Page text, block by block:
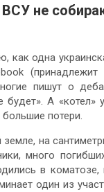
не
одна
пишут о
А «котел»
потери.
на
много
в
один из